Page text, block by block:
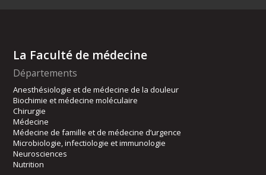
La Faculté de médecine
Départements
Anesthésiologie et de médecine de la douleur
Biochimie et médecine moléculaire
Chirurgie
Médecine
Médecine de famille et de médecine d’urgence
Microbiologie, infectiologie et immunologie
Neurosciences
Nutrition